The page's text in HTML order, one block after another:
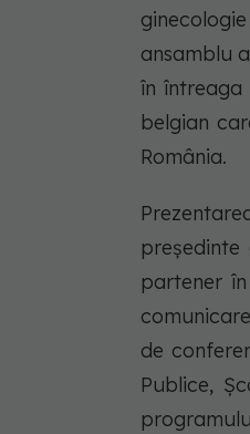
ansamblu
în întreaga
belgian
România.
partener
de
Publice,